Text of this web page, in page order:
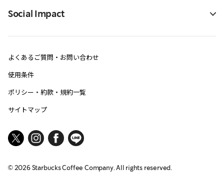
Social Impact
よくあるご質問・お問い合わせ
使用条件
ポリシー・約款・規約一覧
サイトマップ
©2026Starbucks Coffee Company. All rights reserved.